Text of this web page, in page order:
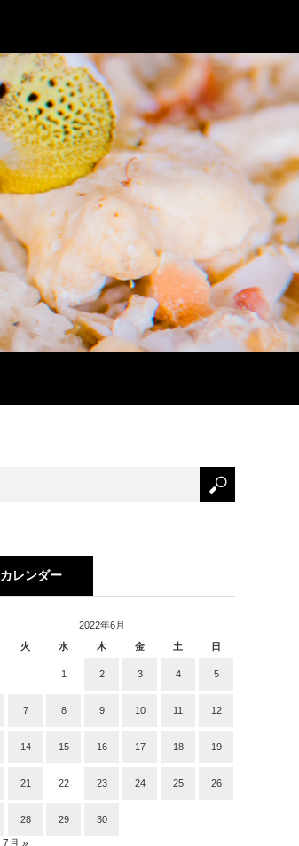
カレンダー
2022年6月
火 水 木 金 土 日
1 2 3 4 5
7 8 9 10 11 12
14 15 16 17 18 19
21 22 23 24 25 26
28 29 30